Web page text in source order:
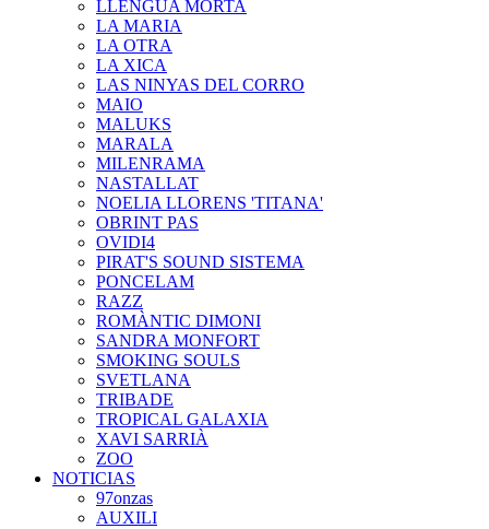
LLENGUA MORTA
LA MARIA
LA OTRA
LA XICA
LAS NINYAS DEL CORRO
MAIO
MALUKS
MARALA
MILENRAMA
NASTALLAT
NOELIA LLORENS 'TITANA'
OBRINT PAS
OVIDI4
PIRAT'S SOUND SISTEMA
PONCELAM
RAZZ
ROMÀNTIC DIMONI
SANDRA MONFORT
SMOKING SOULS
SVETLANA
TRIBADE
TROPICAL GALAXIA
XAVI SARRIÀ
ZOO
NOTICIAS
97onzas
AUXILI